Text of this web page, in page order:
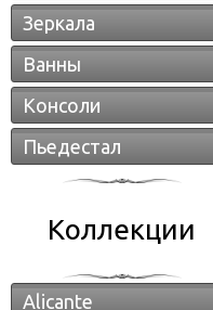
Зеркала
Ванны
Консоли
Пьедестал
Коллекции
Alicante